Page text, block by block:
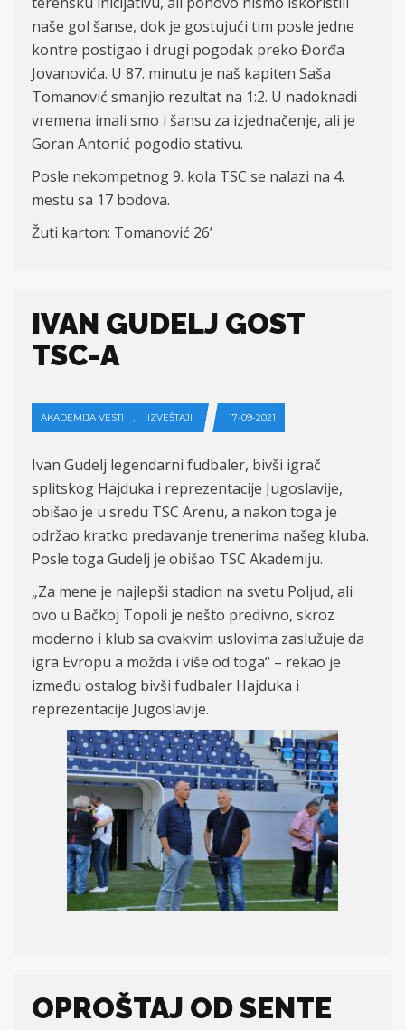
naše gol šanse, dok je gostujući tim posle jedne
kontre postigao i drugi pogodak preko Đorđa
Jovanovića. U 87. minutu je naš kapiten Saša
Tomanović smanjio rezultat na 1:2. U nadoknadi
vremena imali smo i šansu za izjednačenje, ali je
Goran Antonić pogodio stativu.
Posle nekompetnog 9. kola TSC se nalazi na 4.
mestu sa 17 bodova.
Žuti karton: Tomanović 26’
IVAN GUDELJ GOST
TSC-A
AKADEMIJA VESTI , IZVEŠTAJI 17-09-2021
Ivan Gudelj legendarni fudbaler, bivši igrač
splitskog Hajduka i reprezentacije Jugoslavije,
obišao je u sredu TSC Arenu, a nakon toga je
održao kratko predavanje trenerima našeg kluba.
Posle toga Gudelj je obišao TSC Akademiju.
„Za mene je najlepši stadion na svetu Poljud, ali
ovo u Bačkoj Topoli je nešto predivno, skroz
moderno i klub sa ovakvim uslovima zaslužuje da
igra Evropu a možda i više od toga“ – rekao je
između ostalog bivši fudbaler Hajduka i
reprezentacije Jugoslavije.
OPROŠTAJ OD SENTE